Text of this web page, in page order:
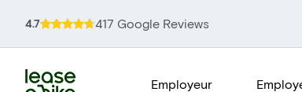
4.7 417 Google Reviews
Employeur